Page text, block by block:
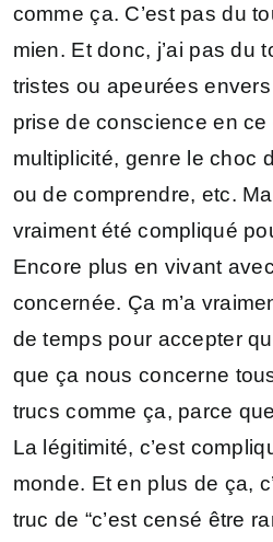
comme ça. C’est pas du
mien. Et donc, j’ai pas du
tristes ou apeurées
prise de conscience en
multiplicité, genre le choc
ou de comprendre, etc.
vraiment été compliqué
Encore plus en vivant
concernée. Ça m’a
de temps pour accepter
que ça nous concerne
trucs comme ça, parce
La légitimité, c’est
monde. Et en plus de ça,
truc de “c’est censé être